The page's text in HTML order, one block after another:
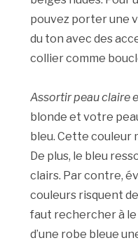
pouvez porter une
du ton avec des
collier comme
Assortir peau claire
blonde et votre
bleu. Cette couleur
De plus, le bleu
clairs. Par contre,
couleurs risquent
faut rechercher à
d’une robe bleue